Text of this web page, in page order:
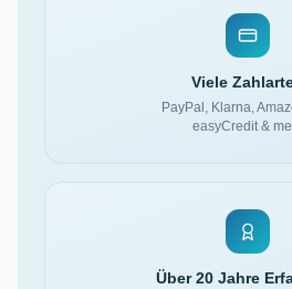
Viele
PayPal, Klarna,
easyCredit &
Über 20 Jahre